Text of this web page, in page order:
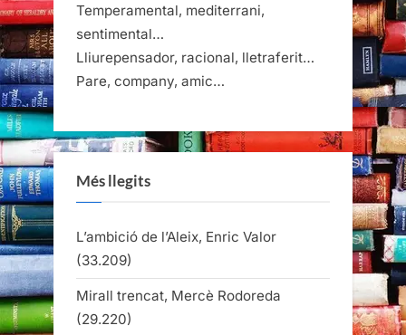
Temperamental, mediterrani,
sentimental…
Lliurepensador, racional, lletraferit…
Pare, company, amic…
Més llegits
L’ambició de l’Aleix, Enric Valor
(33.209)
Mirall trencat, Mercè Rodoreda
(29.220)